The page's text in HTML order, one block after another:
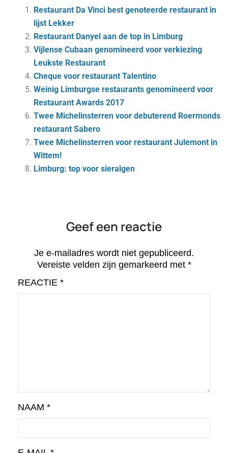
Restaurant Da Vinci best genoteerde restaurant in
lijst Lekker
Restaurant Danyel aan de top in Limburg
Vijlense Cubaan genomineerd voor verkiezing
Leukste Restaurant
Cheque voor restaurant Talentino
Weinig Limburgse restaurants genomineerd voor
Restaurant Awards 2017
Twee Michelinsterren voor debuterend Roermonds
restaurant Sabero
Twee Michelinsterren voor restaurant Julemont in
Wittem!
Limburg: top voor sieralgen
Geef een reactie
Je e-mailadres wordt niet gepubliceerd.
Vereiste velden zijn gemarkeerd met *
REACTIE *
NAAM *